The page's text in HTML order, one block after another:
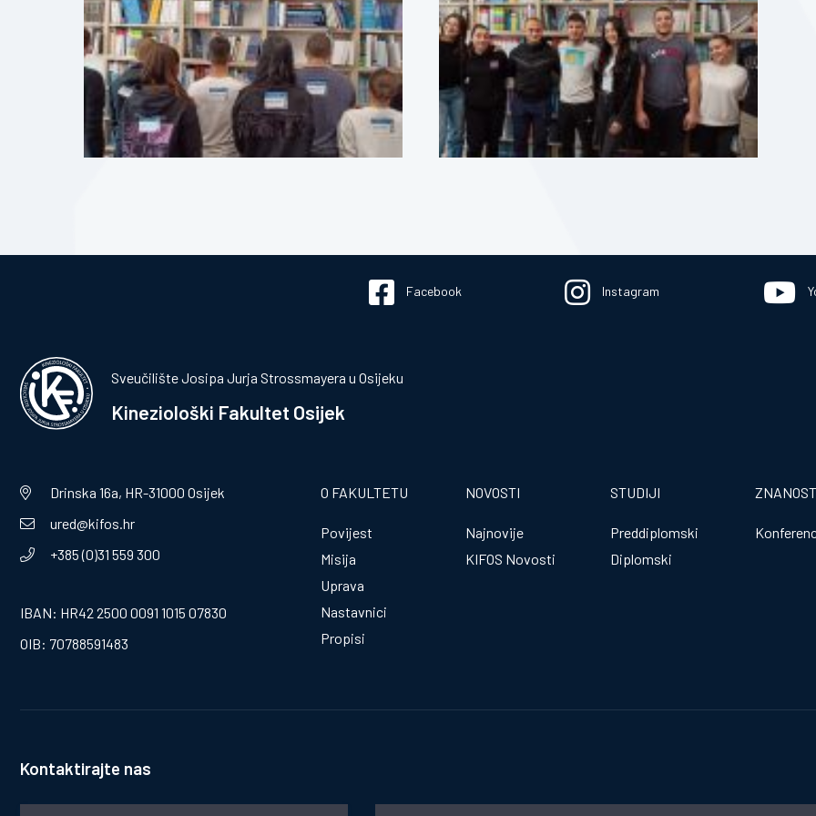
Facebook Instagram
Sveučilište Josipa Jurja Strossmayera u Osijeku
Kineziološki Fakultet Osijek
Drinska 16a, HR-31000 Osijek
ured@kifos.hr
+385 (0)31 559 300
IBAN: HR42 2500 0091 1015 07830
OIB: 70788591483
O FAKULTETU
Povijest
Misija
Uprava
Nastavnici
Propisi
NOVOSTI
Najnovije
KIFOS Novosti
STUDIJI
Preddiplomski
Diplomski
ZNANOST
Kontaktirajte nas